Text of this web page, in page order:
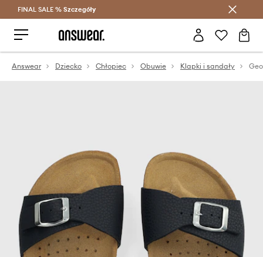
Oszczędzaj z Answear Club >
FINAL SALE % Szczegóły
Answear Dziecko Chłopiec Obuwie Klapki i sandały